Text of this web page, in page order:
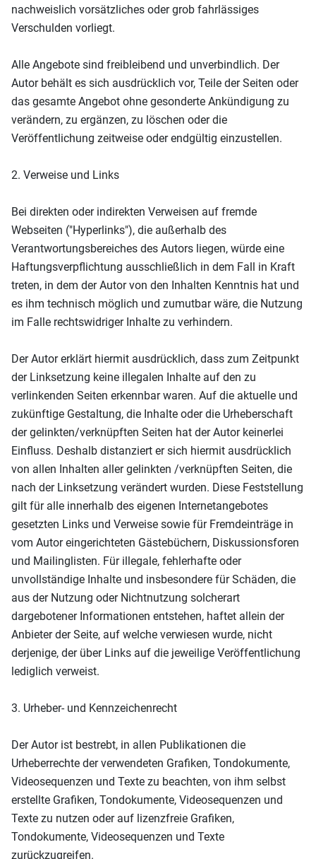
nachweislich vorsätzliches oder grob fahrlässiges
Verschulden vorliegt.
Alle Angebote sind freibleibend und unverbindlich. Der
Autor behält es sich ausdrücklich vor, Teile der Seiten oder
das gesamte Angebot ohne gesonderte Ankündigung zu
verändern, zu ergänzen, zu löschen oder die
Veröffentlichung zeitweise oder endgültig einzustellen.
2. Verweise und Links
Bei direkten oder indirekten Verweisen auf fremde
Webseiten ("Hyperlinks"), die außerhalb des
Verantwortungsbereiches des Autors liegen, würde eine
Haftungsverpflichtung ausschließlich in dem Fall in Kraft
treten, in dem der Autor von den Inhalten Kenntnis hat und
es ihm technisch möglich und zumutbar wäre, die Nutzung
im Falle rechtswidriger Inhalte zu verhindern.
Der Autor erklärt hiermit ausdrücklich, dass zum Zeitpunkt
der Linksetzung keine illegalen Inhalte auf den zu
verlinkenden Seiten erkennbar waren. Auf die aktuelle und
zukünftige Gestaltung, die Inhalte oder die Urheberschaft
der gelinkten/verknüpften Seiten hat der Autor keinerlei
Einfluss. Deshalb distanziert er sich hiermit ausdrücklich
von allen Inhalten aller gelinkten /verknüpften Seiten, die
nach der Linksetzung verändert wurden. Diese Feststellung
gilt für alle innerhalb des eigenen Internetangebotes
gesetzten Links und Verweise sowie für Fremdeinträge in
vom Autor eingerichteten Gästebüchern, Diskussionsforen
und Mailinglisten. Für illegale, fehlerhafte oder
unvollständige Inhalte und insbesondere für Schäden, die
aus der Nutzung oder Nichtnutzung solcherart
dargebotener Informationen entstehen, haftet allein der
Anbieter der Seite, auf welche verwiesen wurde, nicht
derjenige, der über Links auf die jeweilige Veröffentlichung
lediglich verweist.
3. Urheber- und Kennzeichenrecht
Der Autor ist bestrebt, in allen Publikationen die
Urheberrechte der verwendeten Grafiken, Tondokumente,
Videosequenzen und Texte zu beachten, von ihm selbst
erstellte Grafiken, Tondokumente, Videosequenzen und
Texte zu nutzen oder auf lizenzfreie Grafiken,
Tondokumente, Videosequenzen und Texte
zurückzugreifen.